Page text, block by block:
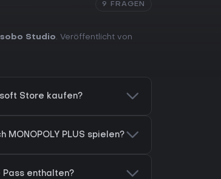
9 FRAGEN
Studio. Veröffentlicht von
Store kaufen?
PLUS spielen?
Pass enthalten?